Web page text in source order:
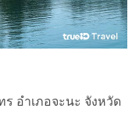
อำเภอจะนะ จังหวัด